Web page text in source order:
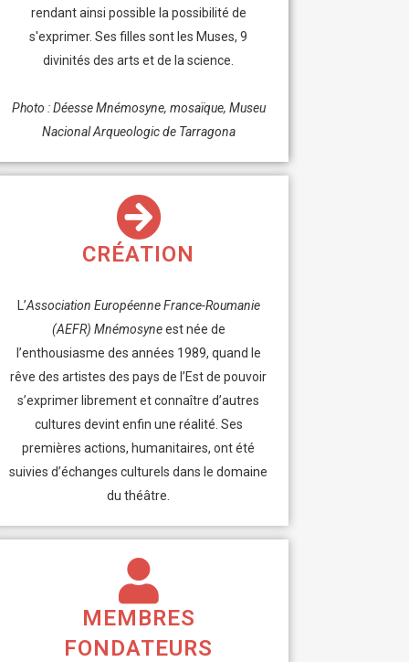
rendant ainsi possible la possibilité de
s'exprimer.Ses filles sont les Muses, 9
divinités des arts et de la science.
Photo : Déesse Mnémosyne, mosaïque, Museu
Nacional Arqueologic de Tarragona
CRÉATION
L’Association Européenne France-Roumanie
(AEFR) Mnémosyneest née de
l’enthousiasme des années 1989, quand le
rêve des artistes des pays de l’Est de pouvoir
s’exprimer librement et connaître d’autres
cultures devint enfin une réalité. Ses
premières actions, humanitaires, ont été
suivies d’échanges culturels dans le domaine
du théâtre.
MEMBRES
FONDATEURS